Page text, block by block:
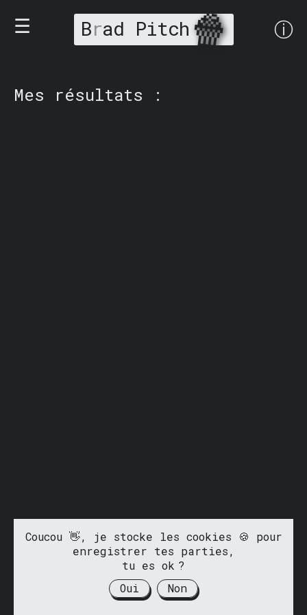
☰ Brad Pitch🍿 ⓘ
Mes résultats :
Coucou 👋, je stocke les cookies 🍪 pour
enregistrer tes parties,
tu es ok ?
Oui
Non
Fait avec ❤️ par
@antoinedemacon